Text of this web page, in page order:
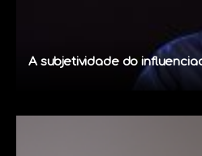
A subjetividade do